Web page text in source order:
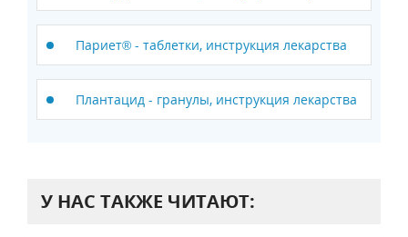
Париет® - таблетки, инструкция лекарства
Плантацид - гранулы, инструкция лекарства
У НАС ТАКЖЕ ЧИТАЮТ: